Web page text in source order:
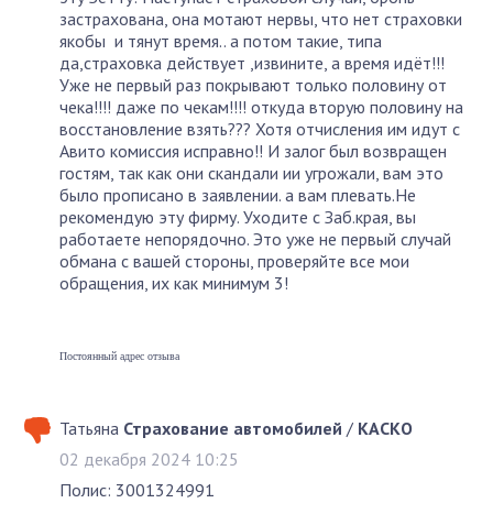
застрахована, она мотают нервы, что нет страховки
якобы и тянут время.. а потом такие, типа
да,страховка действует ,извините, а время идёт!!!
Уже не первый раз покрывают только половину от
чека!!!! даже по чекам!!!! откуда вторую половину на
восстановление взять??? Хотя отчисления им идут с
Авито комиссия исправно!! И залог был возвращен
гостям, так как они скандали ии угрожали, вам это
было прописано в заявлении. а вам плевать.Не
рекомендую эту фирму. Уходите с Заб.края, вы
работаете непорядочно. Это уже не первый случай
обмана с вашей стороны, проверяйте все мои
обращения, их как минимум 3!
Постоянный адрес отзыва
Татьяна Страхование автомобилей / КАСКО
02 декабря 2024 10:25
Полис: 3001324991